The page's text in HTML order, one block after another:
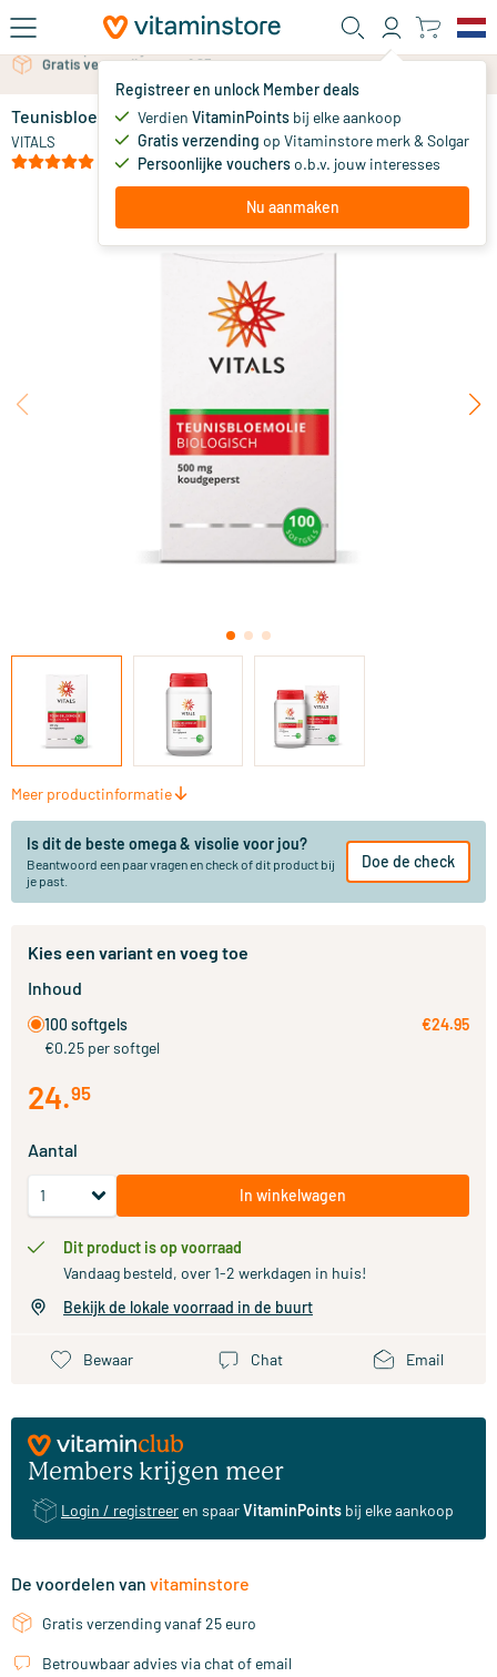
Ga naar de hoofdinhoud
Registreer en unlock Member deals
Verdien VitaminPoints bij elke aankoop
Gratis verzending op Vitaminstore merk & Solgar
Persoonlijke voucherso.b.v. jouw interesses
Nu aanmaken
Gratis persoonlijk advies via chat of email
Teunisbloemolie 500 mg Biologisch
VITALS
24.
Meer productinformatie
Is dit de beste omega & visolie voor jou?
Beantwoord een paar vragen en check of dit product bij
je past.
Doe de check
Kies een variant en voeg toe
Inhoud
100 softgels
€0.25 per softgel
€24.95
24.95
Aantal
In winkelwagen
Dit product is op voorraad
Vandaag besteld, over 1-2 werkdagen in huis!
Bekijk de lokale voorraad in de buurt
Bewaar Chat Email
Members krijgen meer
Login / registreer en spaarVitaminPoints bij elke aankoop
De voordelen van vitaminstore
Gratis verzending vanaf 25 euro
Betrouwbaar advies via chat of email